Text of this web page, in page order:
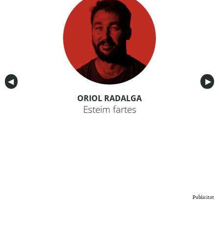
Anterior
◀︎ ▶︎
ORIOL RADALGA
Esteim fartes
Publicitat